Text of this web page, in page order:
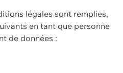
légales sont remplies,
en tant que personne
de données :